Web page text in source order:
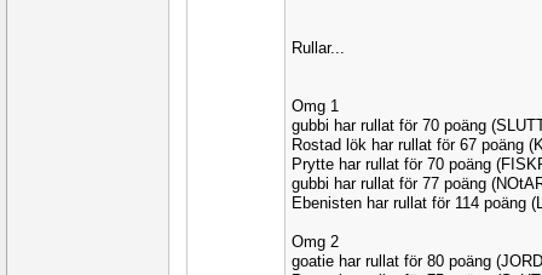
Rullar...
Omg 1
gubbi har rullat för 70 poäng
Rostad lök har rullat för 67 poäng
Prytte har rullat för 70 poäng
gubbi har rullat för 77 poäng
Ebenisten har rullat för 114 poäng
Omg 2
goatie har rullat för 80 poäng